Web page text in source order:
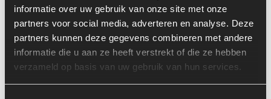
informatie over uw gebruik van onze site met onze
partners voor social media, adverteren en analyse. Deze
partners kunnen deze gegevens combineren met andere
informatie die u aan ze heeft verstrekt of die ze hebben
verzameld op basis van uw gebruik van hun services.
Serienummer:
F1811302148
Past op de volgende machines:
Wacker Neuson
Land:
Nederland